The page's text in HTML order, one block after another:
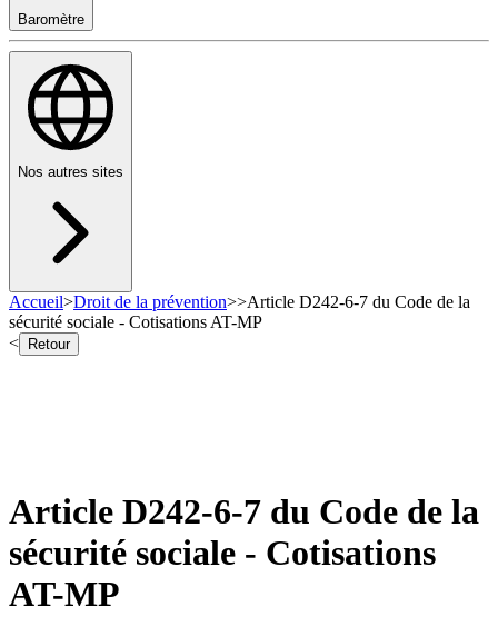
Baromètre
Nos autres sites
Accueil>Droit de la prévention>>Article D242-6-7 du Code de la
sécurité sociale - Cotisations AT-MP
<
Retour
Article D242-6-7 du Code de la
sécurité sociale - Cotisations
AT-MP